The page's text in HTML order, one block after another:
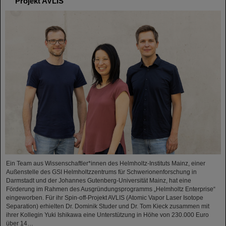
Ein Team aus Wissenschaftler*innen des Helmholtz-Instituts Mainz, einer
Außenstelle des GSI Helmholtzzentrums für Schwerionenforschung in
Darmstadt und der Johannes Gutenberg-Universität Mainz, hat eine
Förderung im Rahmen des Ausgründungsprogramms „Helmholtz Enterprise“
eingeworben. Für ihr Spin-off-Projekt AVLIS (Atomic Vapor Laser Isotope
Separation) erhielten Dr. Dominik Studer und Dr. Tom Kieck zusammen mit
ihrer Kollegin Yuki Ishikawa eine Unterstützung in Höhe von 230.000 Euro
über 14…